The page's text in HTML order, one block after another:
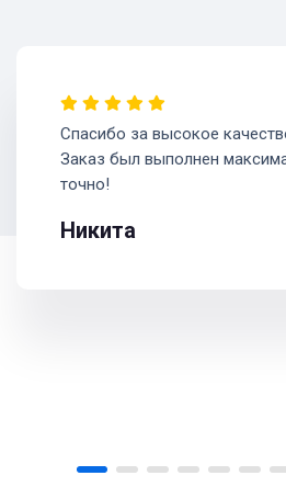
Спасибо за высокое
Заказ был выполнен
точно!
Никита